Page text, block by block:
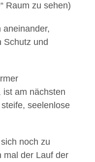
Raum zu sehen)
aneinander,
Schutz und
ist am nächsten
seelenlose
noch zu
mal der Lauf der